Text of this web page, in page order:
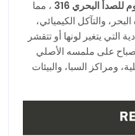
للصدأ البحري 316
، مما
والتآكل الكيميائي،
التي يتغير لونها أو تتقشر
على ملمسه الأصلي
ومراكز السبا، والبيئات